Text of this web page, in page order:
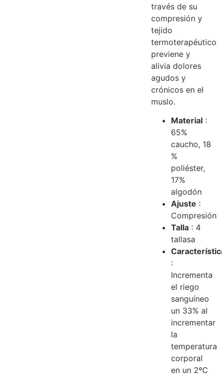
través de su
compresión y
tejido
termoterapéutico
previene y
alivia dolores
agudos y
crónicos en el
muslo.
Material :
65%
caucho, 18
%
poliéster,
17%
algodón
Ajuste :
Compresión
Talla : 4
tallasa
:
Incrementa
el riego
sanguíneo
un 33% al
incrementar
la
temperatura
corporal
en un 2ºC